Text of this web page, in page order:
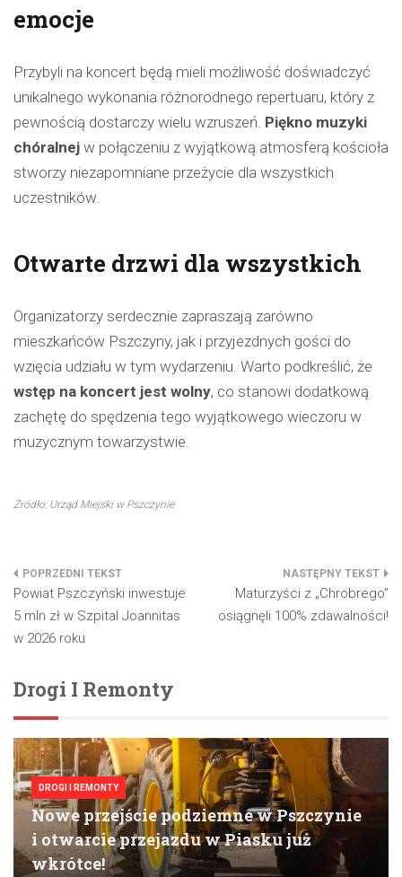
emocje
Przybyli na koncert będą mieli możliwość doświadczyć
unikalnego wykonania różnorodnego repertuaru, który z
pewnością dostarczy wielu wzruszeń. Piękno muzyki
chóralnej w połączeniu z wyjątkową atmosferą kościoła
stworzy niezapomniane przeżycie dla wszystkich
uczestników.
Otwarte drzwi dla wszystkich
Organizatorzy serdecznie zapraszają zarówno
mieszkańców Pszczyny, jak i przyjezdnych gości do
wzięcia udziału w tym wydarzeniu. Warto podkreślić, że
wstęp na koncert jest wolny, co stanowi dodatkową
zachętę do spędzenia tego wyjątkowego wieczoru w
muzycznym towarzystwie.
Źródło: Urząd Miejski w Pszczynie
Nawigacja
wpisu
Powiat Pszczyński inwestuje
5 mln zł w Szpital Joannitas
w 2026 roku
Maturzyści z „Chrobrego”
osiągnęli 100% zdawalności!
Drogi I Remonty
DROGI I REMONTY
Nowe przejście podziemne w Pszczynie
i otwarcie przejazdu w Piasku już
wkrótce!